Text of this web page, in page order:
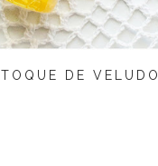
TOQUE DE VELUDO